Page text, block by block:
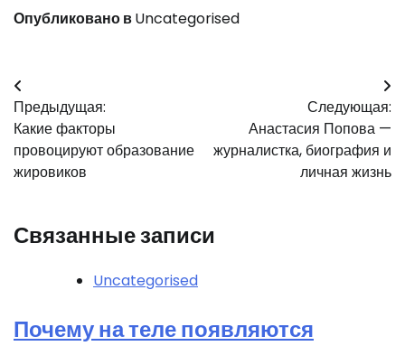
Опубликовано вUncategorised
Навигация
по
записям
Предыдущая:
Какие факторы
провоцируют образование
жировиков
Следующая:
Анастасия Попова —
журналистка, биография и
личная жизнь
Связанные записи
Uncategorised
Почему на теле появляются